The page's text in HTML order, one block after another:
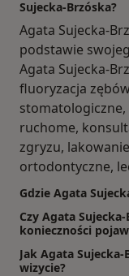
Sujecka-Brzóska?
Agata Sujecka-
podstawie
Agata Sujecka-
fluoryzacja
stomatologiczne,
ruchome,
zgryzu,
ortodontyczne,
Gdzie Agata
Czy Agata
konieczności
Jak Agata
wizycie?